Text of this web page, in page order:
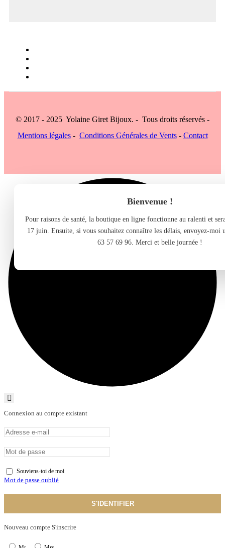
© 2017 - 2025 Yolaine Giret Bijoux. - Tous droits réservés -
Mentions légales- Conditions Générales de Vents- Contact
Bienvenue !
Pour raisons de santé, la boutique en ligne fonctionne au ralenti et
17 juin. Ensuite, si vous souhaitez connaître les délais, envoyez-moi
63 57 69 96. Merci et belle journée !
Connexion au compte existant
Souviens-toi de moi
Mot de passe oublié
S'IDENTIFIER
Nouveau compte S'inscrire